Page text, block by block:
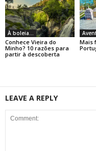
À boleia...
Conhece Vieira do
Minho? 10 razões para
partir à descoberta
Mais
LEAVE A REPLY